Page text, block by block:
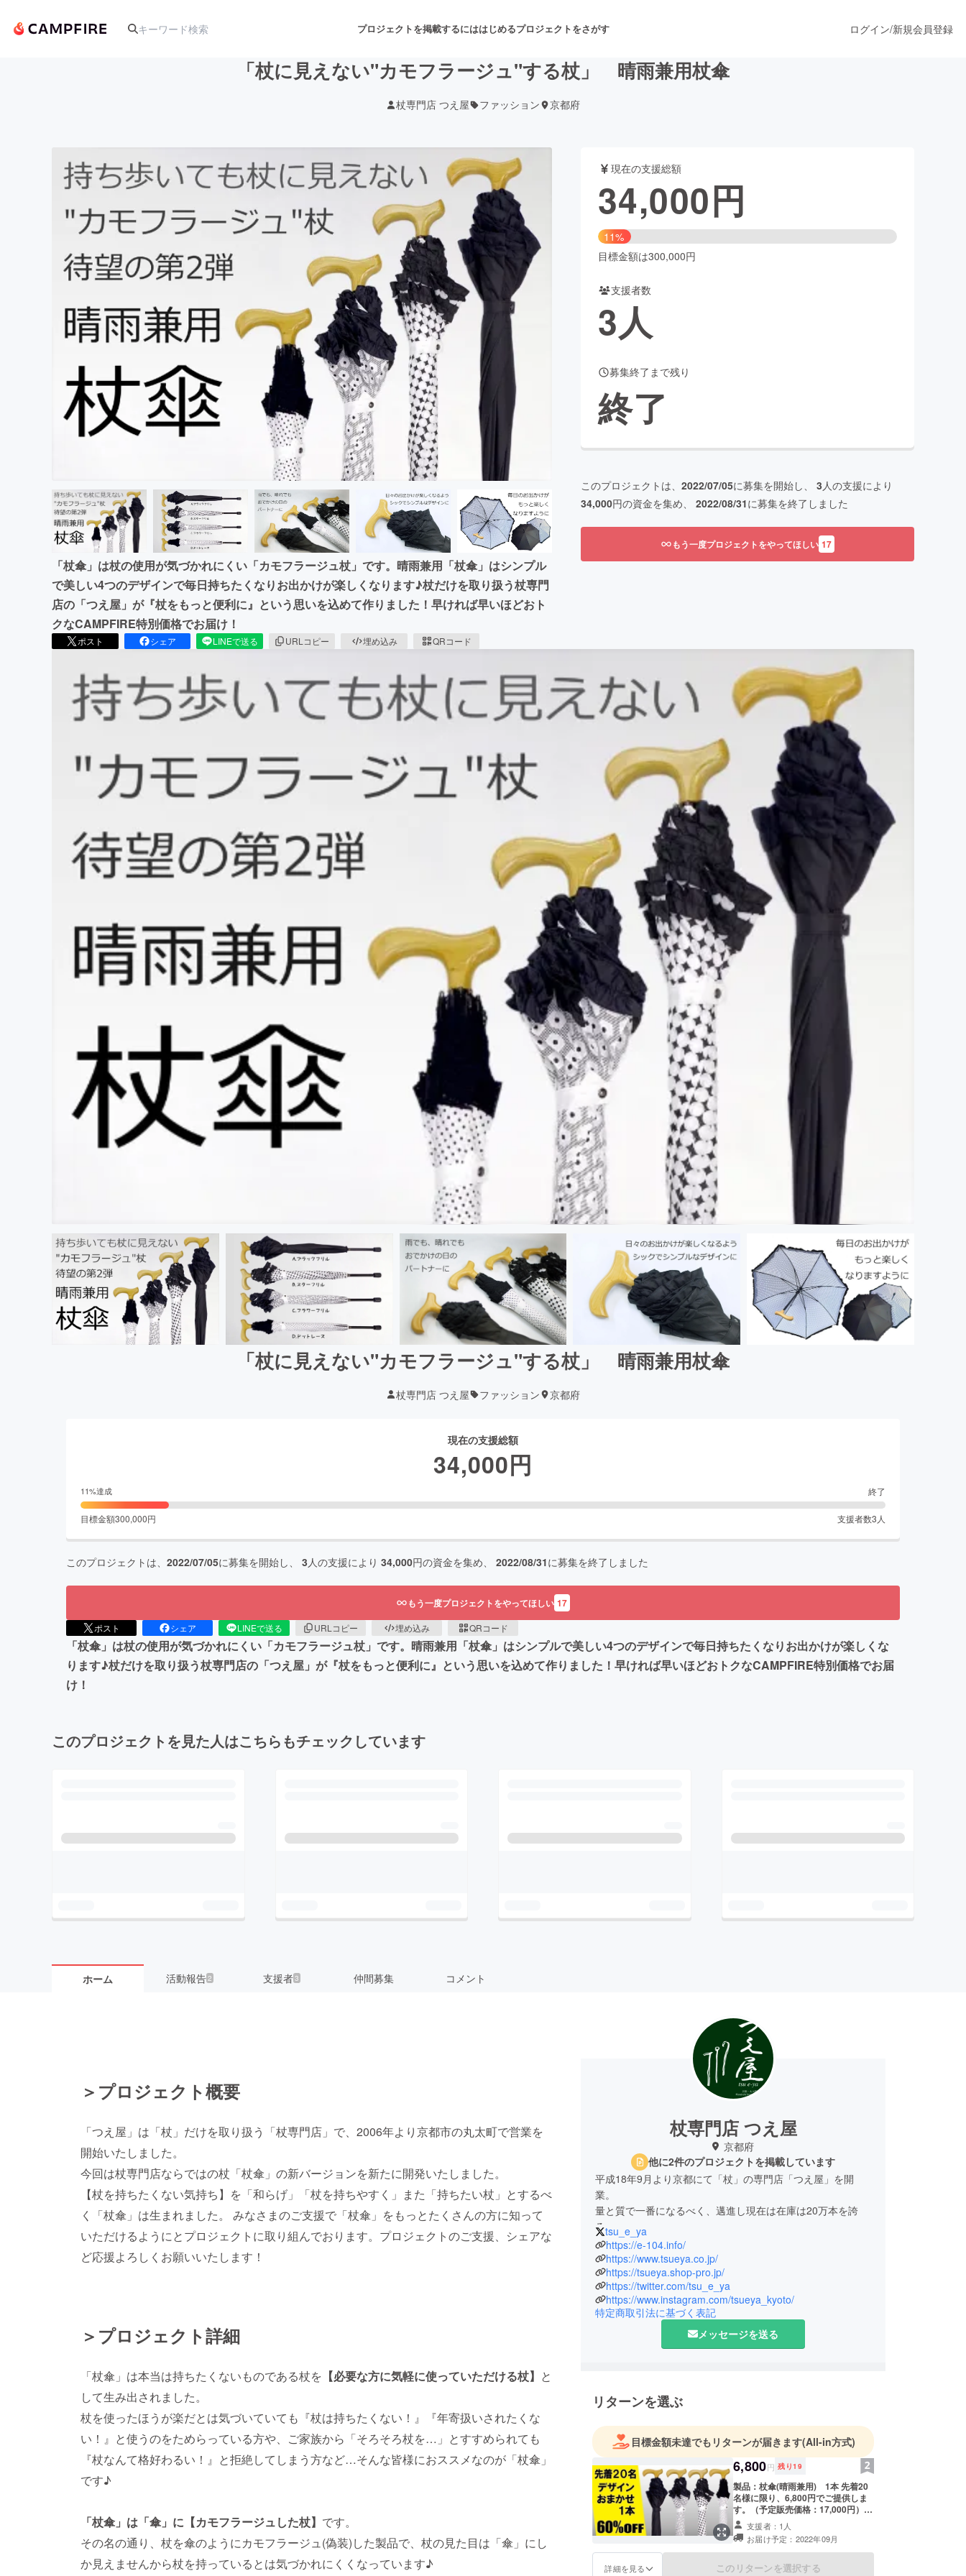
プロジェクトを掲載するにははじめるプロジェクトをさがす
アート・写真 音楽 舞台・パフォーマンス
テクノロジー・ガジェット ゲーム・サービス開発 ファッション
映像・映画 書籍・雑誌出版 アニメ・漫画
チャレンジ ビューティー・ヘルスケア
まちづくり・地域活性化
CAMPFIRE for Social Good
CAMPFIRE Creation
CAMPFIREふるさと納税
machi-ya
ログイン/新規会員登録
「杖に見えない"カモフラージュ"する杖」 晴雨兼用杖傘
杖専門店 つえ屋 ファッション 京都府
「杖傘」は杖の使用が気づかれにくい「カモフラージュ杖」です。晴雨兼用「杖傘」はシンプル
で美しい4つのデザインで毎日持ちたくなりお出かけが楽しくなります♪杖だけを取り扱う杖専門
店の「つえ屋」が『杖をもっと便利に』という思いを込めて作りました！早ければ早いほどおト
クなCAMPFIRE特別価格でお届け！
ポスト シェア LINEで送る URLコピー 埋め込み QRコード
現在の支援総額
34,000円
11%
目標金額は300,000円
支援者数
3人
募集終了まで残り
終了
このプロジェクトは、 2022/07/05に募集を開始し、 3人の支援により
34,000円の資金を集め、 2022/08/31に募集を終了しました
もう一度プロジェクトをやってほしい 17
「杖に見えない"カモフラージュ"する杖」 晴雨兼用杖傘
杖専門店 つえ屋 ファッション 京都府
現在の支援総額
34,000円
11%達成 終了
目標金額300,000円 支援者数3 人
このプロジェクトは、 2022/07/05に募集を開始し、 3 人の支援により 34,000円の資金を集め、 2022/08/31に募集を終了しました
もう一度プロジェクトをやってほしい 17
ポスト シェア LINEで送る URLコピー 埋め込み QRコード
「杖傘」は杖の使用が気づかれにくい「カモフラージュ杖」です。晴雨兼用「杖傘」はシンプルで美しい4つのデザインで毎日持ちたくなりお出かけが楽しくな
ります♪杖だけを取り扱う杖専門店の「つえ屋」が『杖をもっと便利に』という思いを込めて作りました！早ければ早いほどおトクなCAMPFIRE特別価格でお届
け！
このプロジェクトを見た人はこちらもチェックしています
ホーム 活動報告2 支援者3 仲間募集 コメント
＞プロジェクト概要
「つえ屋」は「杖」だけを取り扱う「杖専門店」で、2006年より京都市の丸太町で営業を
開始いたしました。
今回は杖専門店ならではの杖「杖傘」の新バージョンを新たに開発いたしました。
【杖を持ちたくない気持ち】を「和らげ」「杖を持ちやすく」また「持ちたい杖」とするべ
く「杖傘」は生まれました。 みなさまのご支援で「杖傘」をもっとたくさんの方に知って
いただけるようにとプロジェクトに取り組んでおります。プロジェクトのご支援、シェアな
ど応援よろしくお願いいたします！
＞プロジェクト詳細
「杖傘」は本当は持ちたくないものである杖を 【必要な方に気軽に使っていただける杖】 と
して生み出されました。
杖を使ったほうが楽だとは気づいていても『杖は持ちたくない！』『年寄扱いされたくな
い！』と使うのをためらっている方や、ご家族から「そろそろ杖を…」とすすめられても
『杖なんて格好わるい！』と拒絶してしまう方など…そんな皆様におススメなのが「杖傘」
です♪
「杖傘」は「傘」に 【カモフラージュした杖】 です。
その名の通り、杖を傘のようにカモフラージュ(偽装)した製品で、杖の見た目は「傘」にし
か見えませんから杖を持っているとは気づかれにくくなっています♪
杖専門店 つえ屋
京都府
他に2件のプロジェクトを掲載しています
平成18年9月より京都にて「杖」の専門店「つえ屋」を開
業。
量と質で一番になるべく、邁進し現在は在庫は20万本を誇
る。
創業者の坂野寛は 自身が目の難病(指定難病302：レーベル遺
伝性視神経症)を患ったことにより、見えなかったものに気づ
き、自身の理念、在り方を確信するに至る。
独自にあみだした経営戦略と経営哲学により、豊富なアイデ
アをもとに独自の商品を自社開発している。
現在では京都市内に５店舗、東京、大阪で直営店を運営する
ほか、全国の百貨店で催事・ポップアップストアを展開して
tsu_e_ya
https://e-104.info/
https://www.tsueya.co.jp/
https://tsueya.shop-pro.jp/
https://twitter.com/tsu_e_ya
https://www.instagram.com/tsueya_kyoto/
特定商取引法に基づく表記
メッセージを送る
リターンを選ぶ
目標金額未達でもリターンが届きます(All-in方式)
6,800円 残り19
製品：杖傘(晴雨兼用) 1本 先着20
名様に限り、6,800円でご提供しま
す。（予定販売価格：17,000円） ※
杖としてお使いいただくためにご使
用者様に合わせて長さを調整いたし
ます。ご使用者様のご身長を備考欄
に必ずご記入ください。カットが必
要ない場合は「カット不要」とご記
支援者：1人
お届け予定：2022年09月
詳細を見る このリターンを選択する